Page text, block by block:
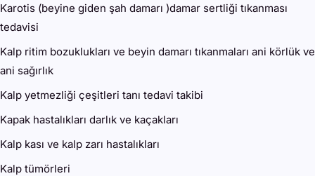
Karotis (beyine giden şah damarı )damar sertliği tıkanması
tedavisi
Kalp ritim bozuklukları ve beyin damarı tıkanmaları ani körlük ve
ani sağırlık
Kalp yetmezliği çeşitleri tanı tedavi takibi
Kapak hastalıkları darlık ve kaçakları
Kalp kası ve kalp zarı hastalıkları
Kalp tümörleri